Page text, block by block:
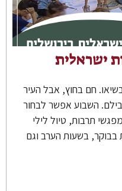
ישראלית
חם בחוץ, אבל העיר
השבוע אפשר לבחור
תרבות, טיול לילי
בבוקר, בשעות הערב וגם